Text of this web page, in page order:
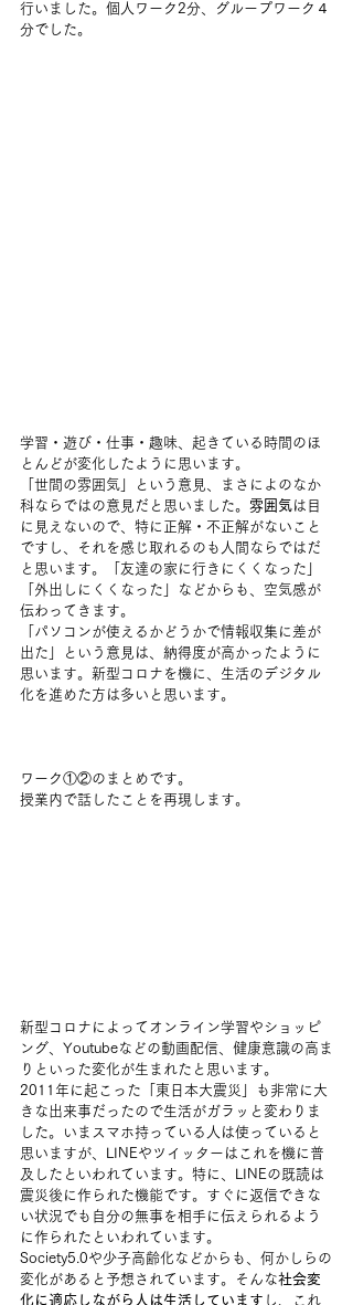
行いました。個人ワーク2分、グループワーク４
分でした。
学習・遊び・仕事・趣味、起きている時間のほ
とんどが変化したように思います。
「世間の雰囲気」という意見、まさによのなか
科ならではの意見だと思いました。 雰囲気は目
に見えないので、特に正解・不正解がないこと
ですし、それを感じ取れるのも人間ならではだ
と思います。「友達の家に行きにくくなった」
「外出しにくくなった」などからも、空気感が
伝わってきます。
「パソコンが使えるかどうかで情報収集に差が
出た」という意見は、納得度が高かったように
思います。新型コロナを機に、生活のデジタル
化を進めた方は多いと思います。
ワーク①②のまとめです。
授業内で話したことを再現します。
新型コロナによってオンライン学習やショッピ
ング、Youtubeなどの動画配信、健康意識の高ま
りといった変化が生まれたと思います。
2011年に起こった「東日本大震災」も非常に大
きな出来事だったので生活がガラッと変わりま
した。いまスマホ持っている人は使っていると
思いますが、LINEやツイッターはこれを機に普
及したといわれています。特に、LINEの既読は
震災後に作られた機能です。すぐに返信できな
い状況でも自分の無事を相手に伝えられるよう
に作られたといわれています。
Society5.0や少子高齢化などからも、何かしらの
変化があると予想されています。そんな社会変
化に適応しながら人は生活しています し、これ